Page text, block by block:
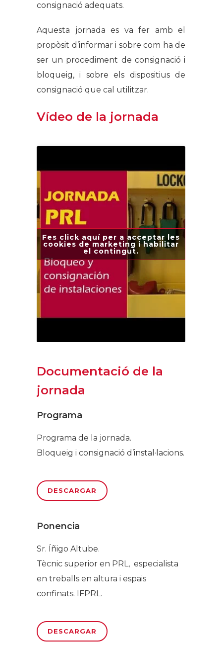
consignació adequats.
Aquesta jornada es va fer amb el
propòsit d’informar i sobre com ha de
ser un procediment de consignació i
bloqueig, i sobre els dispositius de
consignació que cal utilitzar.
Vídeo de la jornada
Fes click aquí per a acceptar les
cookies de marketing i habilitar
el contingut.
Documentació de la
jornada
Programa
Programa de la jornada.
Bloqueig i consignació d’instal·lacions.
DESCARGAR
Ponencia
Sr. Íñigo Altube.
Tècnic superior en PRL, especialista
en treballs en altura i espais
confinats. IFPRL.
DESCARGAR